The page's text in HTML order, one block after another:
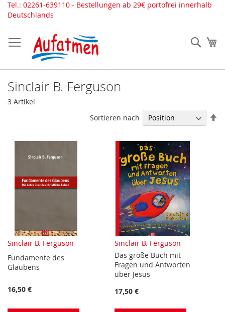
Direkt
zum
Tel.: 02261-639110 - Bestellungen ab 29€ portofrei innerhalb
Deutschlands
Sinclair B. Ferguson
3 Artikel
Sortieren nach
Sinclair B. Ferguson
Fundamente des
Glaubens
16,50 €
Sinclair B. Ferguson
Das große Buch mit
Fragen und Antworten
über Jesus
17,50 €